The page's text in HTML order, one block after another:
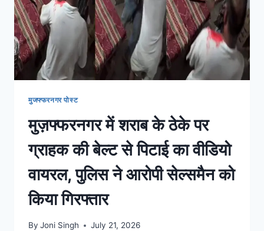
मुजफ्फरनगर पोस्ट
मुज़फ्फरनगर में शराब के ठेके पर
ग्राहक की बेल्ट से पिटाई का वीडियो
वायरल, पुलिस ने आरोपी सेल्समैन को
किया गिरफ्तार
By Joni Singh July 21, 2026